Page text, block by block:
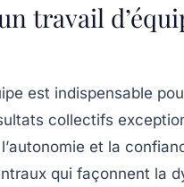
travail
est indispensable
collectifs
autonomie et la
qui façonnent la